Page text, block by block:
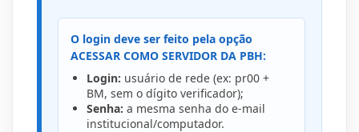
O login deve ser feito pela opção
ACESSAR COMO SERVIDOR DA PBH:
Login: usuário de rede (ex: pr00 +
BM, sem o dígito verificador);
Senha: a mesma senha do e-mail
institucional/computador.